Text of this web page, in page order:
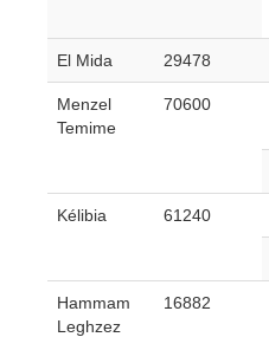
El Mida 29478
Menzel
Temime
70600
Kélibia 61240
Hammam
Leghzez
16882